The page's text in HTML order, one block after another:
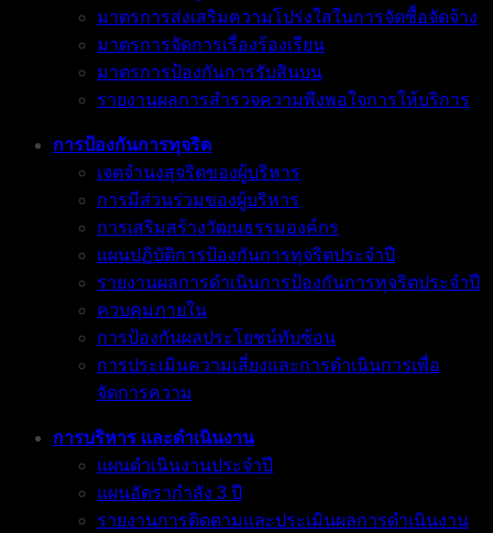
มาตรการส่งเสริมความโปร่งใสในการจัดซื้อจัดจ้าง
มาตรการจัดการเรื่องร้องเรียน
มาตรการป้องกันการรับสินบน
รายงานผลการสำรวจความพึงพอใจการให้บริการ
การป้องกันการทุจริต
เจตจำนงสุจริตของผู้บริหาร
การมีส่วนร่วมของผู้บริหาร
การเสริมสร้างวัฒนธรรมองค์กร
แผนปฏิบัติการป้องกันการทุจริตประจำปี
รายงานผลการดำเนินการป้องกันการทุจริตประจำปี
ควบคุมภายใน
การป้องกันผลประโยชน์ทับซ้อน
การประเมินความเสี่ยงและการดำเนินการเพื่อ
จัดการความ
การบริหาร และดำเนินงาน
แผนดำเนินงานประจำปี
แผนอัตรากำลัง 3 ปี
รายงานการติดตามและประเมินผลการดำเนินงาน